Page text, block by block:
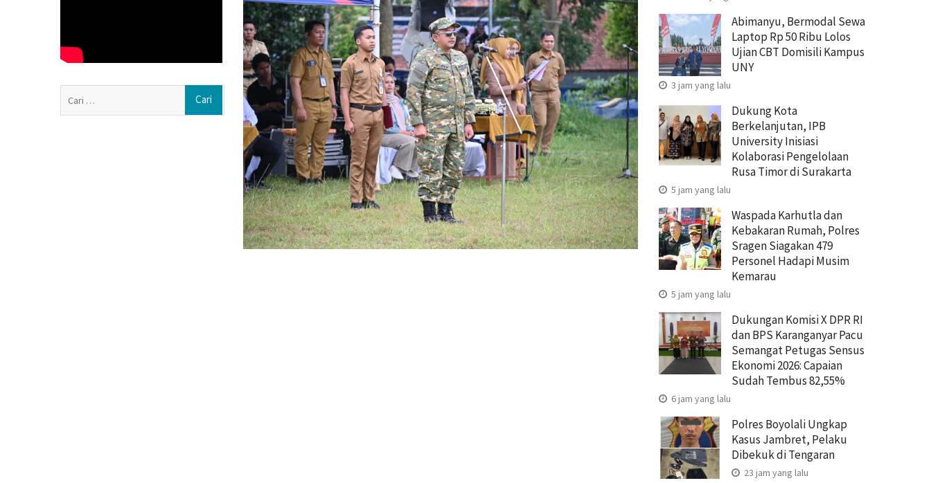
Rumah, Polres Sragen Siagakan 479
Personel Hadapi Musim Kemarau
Dukungan Komisi X DPR RI dan BPS
Karanganyar Pacu Semangat Petugas
Sensus Ekonomi 2026: Capaian Sudah
Tembus 82,55%
Polres Boyolali Ungkap Kasus
Jambret, Pelaku Dibekuk di Tengaran
Abimanyu, Bermodal Sewa
Laptop Rp 50 Ribu Lolos
Ujian CBT Domisili Kampus
UNY
3 jam yang lalu
Dukung Kota
Berkelanjutan, IPB
University Inisiasi
Kolaborasi Pengelolaan
Rusa Timor di Surakarta
5 jam yang lalu
Waspada Karhutla dan
Kebakaran Rumah, Polres
Sragen Siagakan 479
Personel Hadapi Musim
Kemarau
5 jam yang lalu
Dukungan Komisi X DPR RI
dan BPS Karanganyar Pacu
Semangat Petugas Sensus
Ekonomi 2026: Capaian
Sudah Tembus 82,55%
6 jam yang lalu
Polres Boyolali Ungkap
Kasus Jambret, Pelaku
Dibekuk di Tengaran
23 jam yang lalu
Cari
untuk: